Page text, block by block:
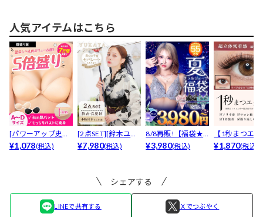
人気アイテムはこちら
[パワーアップ史上
最強5倍盛りアップ
¥1,078(税込)
[2点SET][鈴木ユリ
ア(baby)...
¥7,980(税込)
8/8再販!【福袋★
ブラセット3点
¥3,980(税込)
【1秒まつエ
リュームタイ
¥1,870(税込)
シェアする
LINEで共有する Ｘでつぶやく